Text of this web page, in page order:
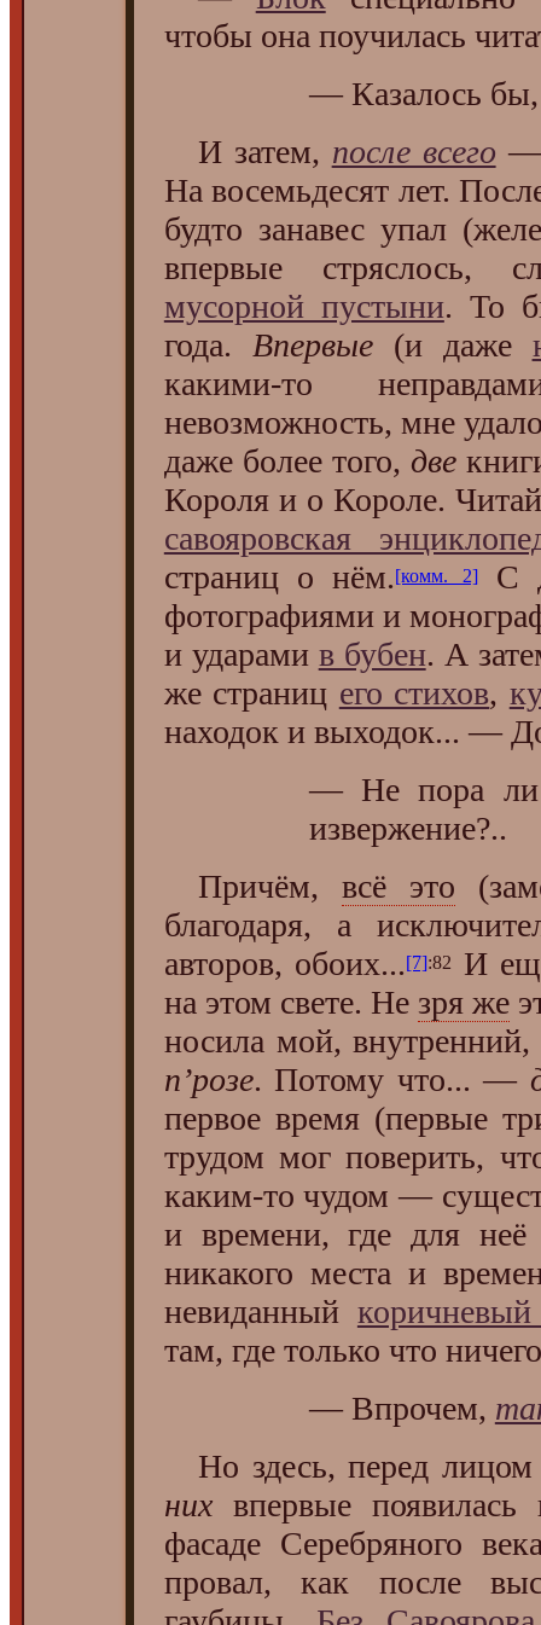
чтобы она поучилась
— Казалось
И затем, после всего —
На восемьдесят лет.
будто занавес упал
впервые стряслось,
мусорной пустыни. То
года. Впервые(и даже
какими-то
невозможность, мне
даже более того, две
Короля и о Короле.
савояровская
страниц о нём.[комм. 2]С
фотографиями и
и ударами в бубен. А
же страниц его стихов,
находок и выходок... —
— Не пора ли
извержение?..
Причём, всё это
благодаря, а
авторов, обоих...[7]:82
И
на этом свете. Не зря же
носила мой,
п’розе. Потому что... —
первое время (первые
трудом мог поверить,
каким-то чудом —
и времени, где для неё
никакого места и
невиданный
там, где только что
— Впрочем,
Но здесь, перед лицом
нихвпервые появилась
фасаде Серебряного
провал, как после